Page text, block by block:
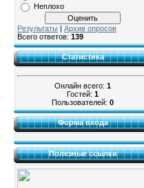
Неплохо
Результаты | Архив опросов
Всего ответов: 139
Статистика
Онлайн всего: 1
Гостей: 1
Пользователей: 0
Форма входа
Полезные ссылки